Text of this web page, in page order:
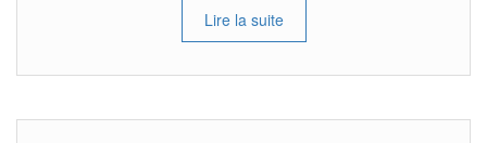
Lire la suite